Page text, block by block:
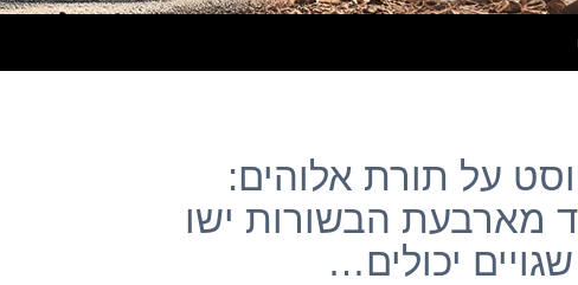
– פוסט על תורת אלוהים:
מארבעת הבשורות ישו
יכולים…